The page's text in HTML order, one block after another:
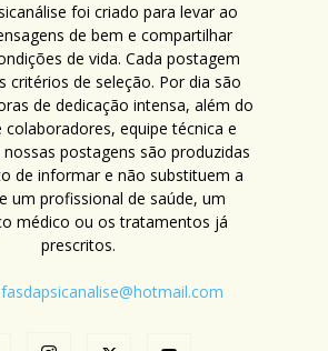
foi criado para levar ao
de bem e compartilhar
de vida. Cada postagem
critérios de seleção. Por dia são
de dedicação intensa, além do
colaboradores, equipe técnica e
nossas postagens são produzidas
de informar e não substituem a
um profissional de saúde, um
médico ou os tratamentos já
prescritos.
fasdapsicanalise@hotmail.com